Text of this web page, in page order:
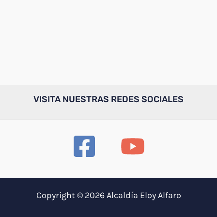
VISITA NUESTRAS REDES SOCIALES
Copyright © 2026 Alcaldía Eloy Alfaro